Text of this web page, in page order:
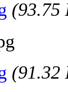
(93.75
(91.32